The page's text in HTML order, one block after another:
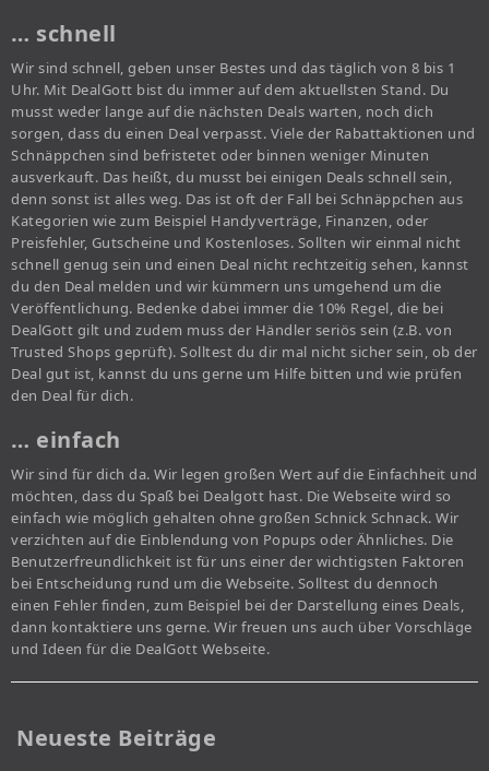
… schnell
Wir sind schnell, geben unser Bestes und das täglich von 8 bis 1
Uhr. Mit DealGott bist du immer auf dem aktuellsten Stand. Du
musst weder lange auf die nächsten Deals warten, noch dich
sorgen, dass du einen Deal verpasst. Viele der Rabattaktionen und
Schnäppchen sind befristetet oder binnen weniger Minuten
ausverkauft. Das heißt, du musst bei einigen Deals schnell sein,
denn sonst ist alles weg. Das ist oft der Fall bei Schnäppchen aus
Kategorien wie zum Beispiel Handyverträge, Finanzen, oder
Preisfehler, Gutscheine und Kostenloses. Sollten wir einmal nicht
schnell genug sein und einen Deal nicht rechtzeitig sehen, kannst
du den Deal melden und wir kümmern uns umgehend um die
Veröffentlichung. Bedenke dabei immer die 10% Regel, die bei
DealGott gilt und zudem muss der Händler seriös sein (z.B. von
Trusted Shops geprüft). Solltest du dir mal nicht sicher sein, ob der
Deal gut ist, kannst du uns gerne um Hilfe bitten und wie prüfen
den Deal für dich.
… einfach
Wir sind für dich da. Wir legen großen Wert auf die Einfachheit und
möchten, dass du Spaß bei Dealgott hast. Die Webseite wird so
einfach wie möglich gehalten ohne großen Schnick Schnack. Wir
verzichten auf die Einblendung von Popups oder Ähnliches. Die
Benutzerfreundlichkeit ist für uns einer der wichtigsten Faktoren
bei Entscheidung rund um die Webseite. Solltest du dennoch
einen Fehler finden, zum Beispiel bei der Darstellung eines Deals,
dann kontaktiere uns gerne. Wir freuen uns auch über Vorschläge
und Ideen für die DealGott Webseite.
Neueste Beiträge